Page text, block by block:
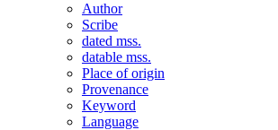
Author
Scribe
dated mss.
datable mss.
Place of origin
Provenance
Keyword
Language